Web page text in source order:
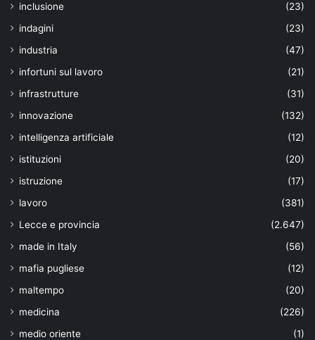
inclusione
(23)
indagini
(23)
industria
(47)
infortuni sul lavoro
(21)
infrastrutture
(31)
innovazione
(132)
intelligenza artificiale
(12)
istituzioni
(20)
istruzione
(17)
lavoro
(381)
Lecce e provincia
(2.647)
made in Italy
(56)
mafia pugliese
(12)
maltempo
(20)
medicina
(226)
medio oriente
(1)